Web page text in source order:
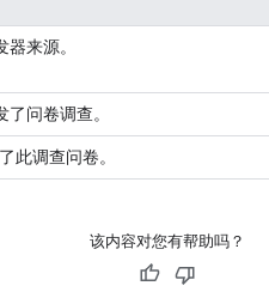
来源。
问卷调查。
此调查问卷。
该内容对您有帮助吗？